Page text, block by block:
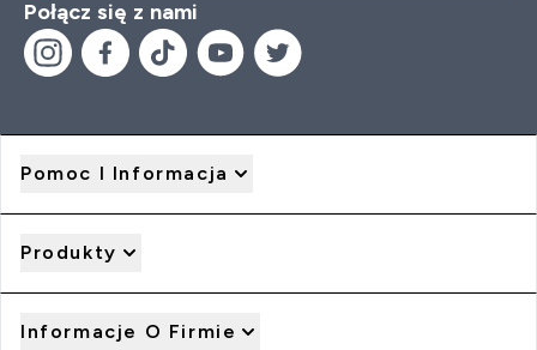
Połącz się z nami
Pomoc I Informacja
Produkty
Informacje O Firmie